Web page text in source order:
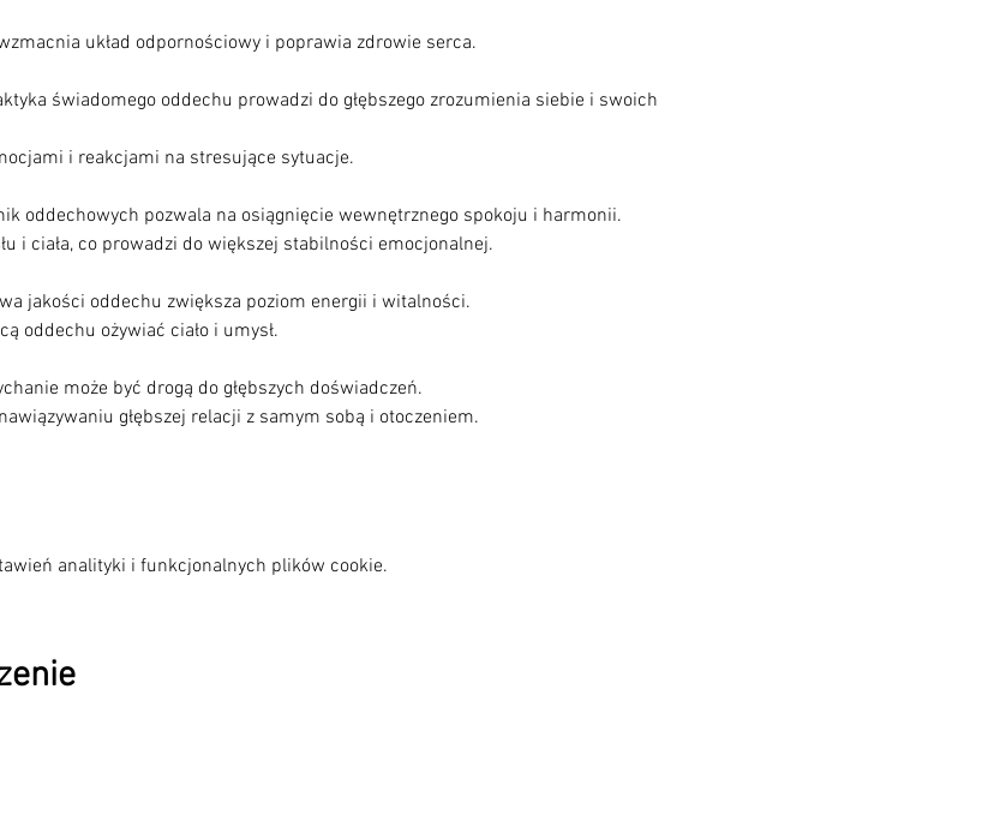
świadomego oddechu prowadzi do głębszego zrozumienia siebie i swoich
oddechowych pozwala na osiągnięcie wewnętrznego spokoju i harmonii.
jakości oddechu zwiększa poziom energii i witalności.
może być drogą do głębszych doświadczeń.
analityki i funkcjonalnych plików cookie.